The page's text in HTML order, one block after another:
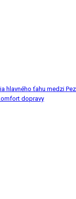
hlavného ťahu medzi
dopravy